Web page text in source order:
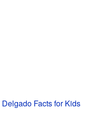
Facts for Kids